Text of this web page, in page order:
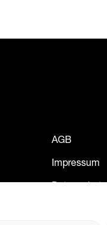
AGB
Impressum